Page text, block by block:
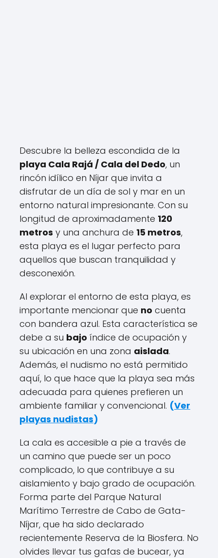
Descubre la belleza escondida de la
playa Cala Rajá / Cala del Dedo, un
rincón idílico en Níjar que invita a
disfrutar de un día de sol y mar en un
entorno natural impresionante. Con su
longitud de aproximadamente 120
metros y una anchura de 15 metros,
esta playa es el lugar perfecto para
aquellos que buscan tranquilidad y
desconexión.
Al explorar el entorno de esta playa, es
importante mencionar que no cuenta
con bandera azul. Esta característica se
debe a su bajo índice de ocupación y
su ubicación en una zona aislada.
Además, el nudismo no está permitido
aquí, lo que hace que la playa sea más
adecuada para quienes prefieren un
ambiente familiar y convencional. (Ver
playas nudistas)
La cala es accesible a pie a través de
un camino que puede ser un poco
complicado, lo que contribuye a su
aislamiento y bajo grado de ocupación.
Forma parte del Parque Natural
Marítimo Terrestre de Cabo de Gata-
Níjar, que ha sido declarado
recientemente Reserva de la Biosfera. No
olvides llevar tus gafas de bucear, ya